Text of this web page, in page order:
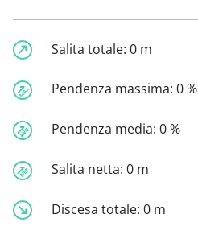
Salita totale: 0 m
Pendenza massima: 0 %
Pendenza media: 0 %
Salita netta: 0 m
Discesa totale: 0 m